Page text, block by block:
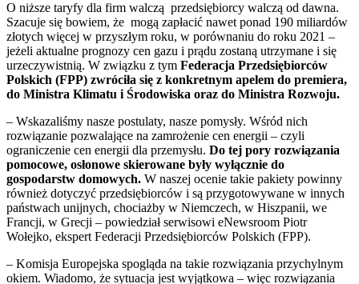
O niższe taryfy dla firm walczą przedsiębiorcy walczą od dawna.
Szacuje się bowiem, że mogą zapłacić nawet ponad 190 miliardów
złotych więcej w przyszłym roku, w porównaniu do roku 2021 –
jeżeli aktualne prognozy cen gazu i prądu zostaną utrzymane i się
urzeczywistnią. W związku z tym Federacja Przedsiębiorców
Polskich (FPP) zwróciła się z konkretnym apelem do premiera,
do Ministra Klimatu i Środowiska oraz do Ministra Rozwoju.
– Wskazaliśmy nasze postulaty, nasze pomysły. Wśród nich
rozwiązanie pozwalające na zamrożenie cen energii – czyli
ograniczenie cen energii dla przemysłu. Do tej pory rozwiązania
pomocowe, osłonowe skierowane były wyłącznie do
gospodarstw domowych. W naszej ocenie takie pakiety powinny
również dotyczyć przedsiębiorców i są przygotowywane w innych
państwach unijnych, chociażby w Niemczech, w Hiszpanii, we
Francji, w Grecji – powiedział serwisowi eNewsroom Piotr
Wołejko, ekspert Federacji Przedsiębiorców Polskich (FPP).
– Komisja Europejska spogląda na takie rozwiązania przychylnym
okiem. Wiadomo, że sytuacja jest wyjątkowa – więc rozwiązania